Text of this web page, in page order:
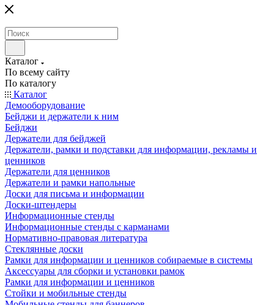
Каталог
По всему сайту
По каталогу
Каталог
Демооборудование
Бейджи и держатели к ним
Бейджи
Держатели для бейджей
Держатели, рамки и подставки для информации, рекламы и
ценников
Держатели для ценников
Держатели и рамки напольные
Доски для письма и информации
Доски-штендеры
Информационные стенды
Информационные стенды с карманами
Нормативно-правовая литература
Стеклянные доски
Рамки для информации и ценников собираемые в системы
Аксессуары для сборки и установки рамок
Рамки для информации и ценников
Стойки и мобильные стенды